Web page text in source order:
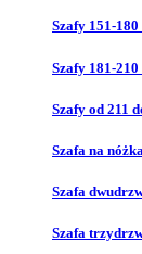
Szafy 151-180
Szafy 181-210
Szafy od 211
Szafa na
Szafa
Szafa